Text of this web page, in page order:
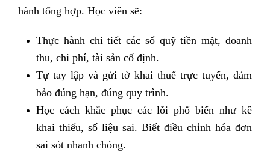
hành tổng hợp. Học viên sẽ:
Thực hành chi tiết các sổ quỹ tiền mặt, doanh
thu, chi phí, tài sản cố định.
Tự tay lập và gửi tờ khai thuế trực tuyến, đảm
bảo đúng hạn, đúng quy trình.
Học cách khắc phục các lỗi phổ biến như kê
khai thiếu, số liệu sai. Biết điều chỉnh hóa đơn
sai sót nhanh chóng.